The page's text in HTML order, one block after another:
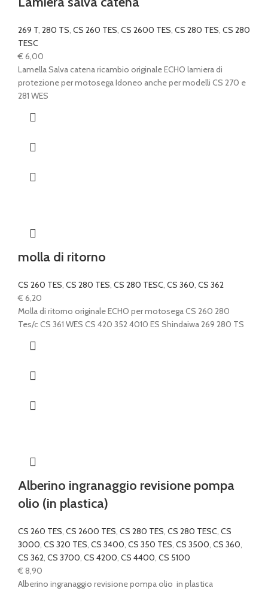
269 T, 280 TS, CS 260 TES, CS 2600 TES, CS 280 TES, CS 280
TESC
€ 6,00
Lamella Salva catena ricambio originale ECHO lamiera di
protezione per motosega Idoneo anche per modelli CS 270 e
281 WES
molla di ritorno
CS 260 TES, CS 280 TES, CS 280 TESC, CS 360, CS 362
€ 6,20
Molla di ritorno originale ECHO per motosega CS 260 280
Tes/c CS 361 WES CS 420 352 4010 ES Shindaiwa 269 280 TS
Alberino ingranaggio revisione pompa
olio (in plastica)
CS 260 TES, CS 2600 TES, CS 280 TES, CS 280 TESC, CS
3000, CS 320 TES, CS 3400, CS 350 TES, CS 3500, CS 360,
CS 362, CS 3700, CS 4200, CS 4400, CS 5100
€ 8,90
Alberino ingranaggio revisione pompa olio in plastica